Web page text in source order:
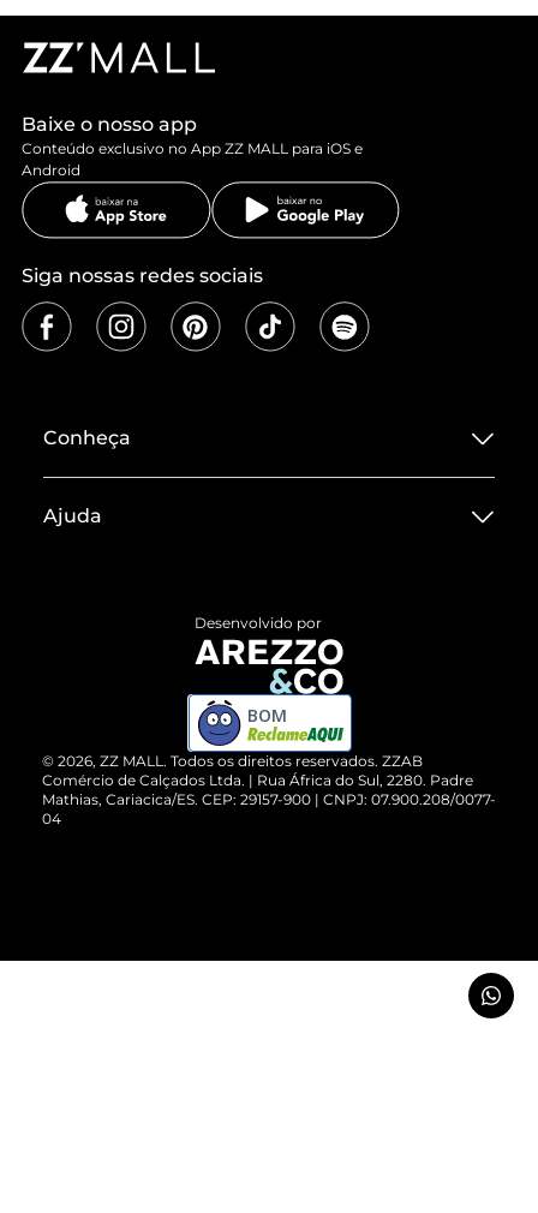
Baixe o nosso app
Conteúdo exclusivo no App ZZ MALL para iOS e
Android
Siga nossas redes sociais
Conheça
Termos de Uso
ZZ MALL é confiável
Cartão Presente
Vendas Corporativas
Ajuda
Devolução do Produto
Compre pelo WhatsApp
© 2026, ZZ MALL. Todos os direitos reservados. ZZAB
Comércio de Calçados Ltda. | Rua África do Sul, 2280. Padre
Mathias, Cariacica/ES. CEP: 29157-900 | CNPJ: 07.900.208/0077-
04
Desenvolvido por
BOM